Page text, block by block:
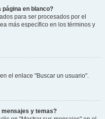
página en blanco?
para ser procesados por el
más específico en los términos y
el enlace "Buscar un usuario".
y temas?